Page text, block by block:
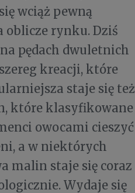
wciąż pewną
oblicze rynku. Dziś
pędach dwuletnich
kreacji, które
staje się też
które klasyfikowane
owocami cieszyć
a w niektórych
malin staje się coraz
Wydaje się